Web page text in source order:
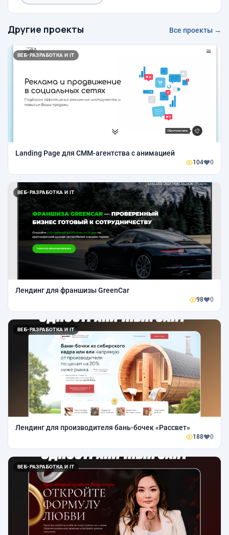
Другие проекты Все проекты →
ВЕБ-РАЗРАБОТКА И IT
Landing Page для СММ-агентства с анимацией
104 0
ВЕБ-РАЗРАБОТКА И IT
Лендинг для франшизы GreenCar
98 0
ВЕБ-РАЗРАБОТКА И IT
Лендинг для производителя бань-бочек «Рассвет»
188 0
ВЕБ-РАЗРАБОТКА И IT